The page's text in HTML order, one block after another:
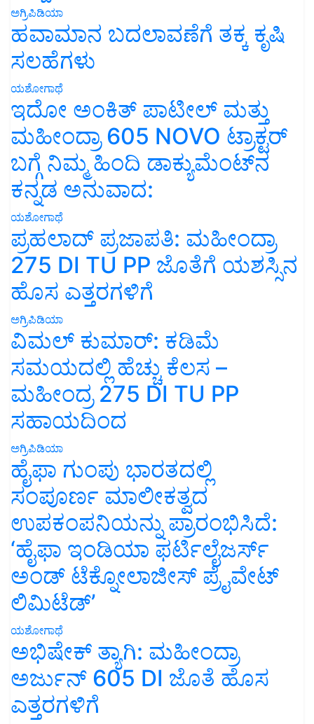
ಅಗ್ರಿಪಿಡಿಯಾ
ಹವಾಮಾನ ಬದಲಾವಣೆಗೆ ತಕ್ಕ ಕೃಷಿ
ಸಲಹೆಗಳು
ಯಶೋಗಾಥೆ
ಇದೋ ಅಂಕಿತ್ ಪಾಟೀಲ್ ಮತ್ತು
ಮಹೀಂದ್ರಾ 605 NOVO ಟ್ರಾಕ್ಟರ್
ಬಗ್ಗೆ ನಿಮ್ಮ ಹಿಂದಿ ಡಾಕ್ಯುಮೆಂಟ್‌ನ
ಕನ್ನಡ ಅನುವಾದ:
ಯಶೋಗಾಥೆ
ಪ್ರಹಲಾದ್ ಪ್ರಜಾಪತಿ: ಮಹೀಂದ್ರಾ
275 DI TU PP ಜೊತೆಗೆ ಯಶಸ್ಸಿನ
ಹೊಸ ಎತ್ತರಗಳಿಗೆ
ಅಗ್ರಿಪಿಡಿಯಾ
ವಿಮಲ್ ಕುಮಾರ್: ಕಡಿಮೆ
ಸಮಯದಲ್ಲಿ ಹೆಚ್ಚು ಕೆಲಸ –
ಮಹೀಂದ್ರ 275 DI TU PP
ಸಹಾಯದಿಂದ
ಅಗ್ರಿಪಿಡಿಯಾ
ಹೈಫಾ ಗುಂಪು ಭಾರತದಲ್ಲಿ
ಸಂಪೂರ್ಣ ಮಾಲೀಕತ್ವದ
ಉಪಕಂಪನಿಯನ್ನು ಪ್ರಾರಂಭಿಸಿದೆ:
‘ಹೈಫಾ ಇಂಡಿಯಾ ಫರ್ಟಿಲೈಜರ್ಸ್
ಅಂಡ್ ಟೆಕ್ನೋಲಾಜೀಸ್ ಪ್ರೈವೇಟ್
ಲಿಮಿಟೆಡ್’
ಯಶೋಗಾಥೆ
ಅಭಿಷೇಕ್ ತ್ಯಾಗಿ: ಮಹೀಂದ್ರಾ
ಅರ್ಜುನ್ 605 DI ಜೊತೆ ಹೊಸ
ಎತ್ತರಗಳಿಗೆ